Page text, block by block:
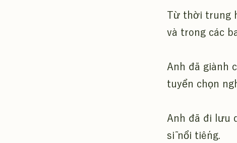
Từ thời trung
và trong các
Anh đã giành
tuyển chọn
Anh đã đi lưu
sĩ nổi tiếng.